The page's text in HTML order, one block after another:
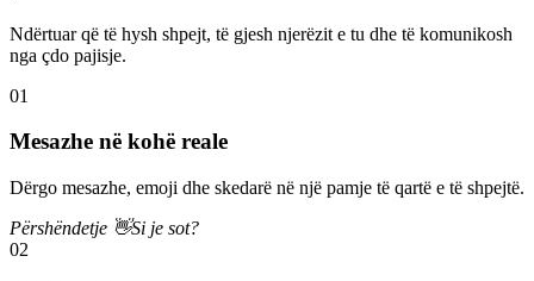
Ndërtuar që të hysh shpejt, të gjesh njerëzit e tu dhe të komunikosh
nga çdo pajisje.
01
Mesazhe në kohë reale
Dërgo mesazhe, emoji dhe skedarë në një pamje të qartë e të shpejtë.
Përshëndetje 👋Si je sot?
02